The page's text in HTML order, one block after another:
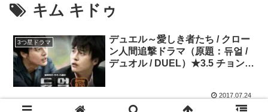
キム キドゥ
3つ星ドラマ
デュエル～愛しき者たち / クロー
ン人間追撃ドラマ（原題：듀얼 /
デュオル / DUEL）★3.5 チョン・
2017.07.24